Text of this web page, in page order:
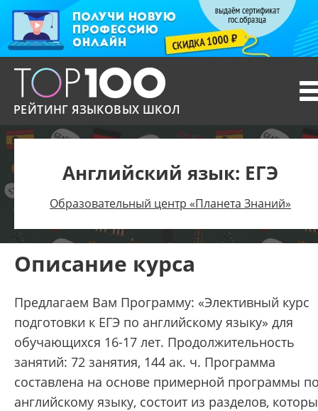
РЕЙТИНГ ЯЗЫКОВЫХ ШКОЛ
Английский язык: ЕГЭ
Образовательный центр «Планета Знаний»
Описание курса
Предлагаем Вам Программу: «Элективный курс
подготовки к ЕГЭ по английскому языку» для
обучающихся 16-17 лет. Продолжительность
занятий: 72 занятия, 144 ак. ч. Программа
составлена на основе примерной программы
английскому языку, состоит из разделов,